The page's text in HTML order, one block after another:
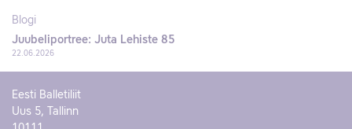
Blogi
Juubeliportree: Juta Lehiste 85
22.06.2026
Eesti Balletiliit
Uus 5, Tallinn